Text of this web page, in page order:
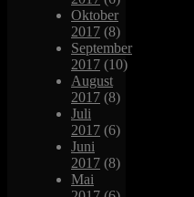
Oktober
2017 (8)
September
2017 (10)
August
2017 (8)
Juli
2017 (6)
Juni
2017 (8)
Mai